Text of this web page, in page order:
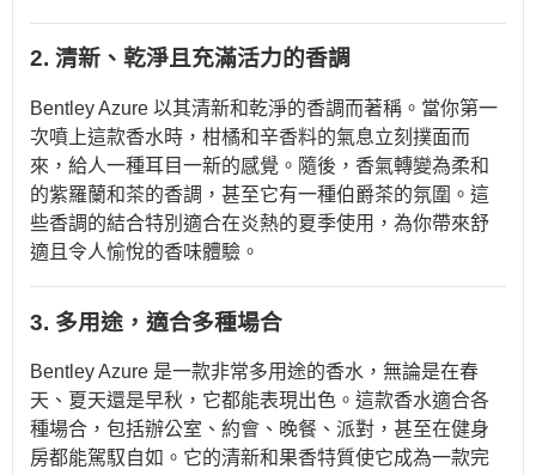
2. 清新、乾淨且充滿活力的香調
Bentley Azure 以其清新和乾淨的香調而著稱。當你第一
次噴上這款香水時，柑橘和辛香料的氣息立刻撲面而
來，給人一種耳目一新的感覺。隨後，香氣轉變為柔和
的紫羅蘭和茶的香調，甚至它有一種伯爵茶的氛圍。這
些香調的結合特別適合在炎熱的夏季使用，為你帶來舒
適且令人愉悅的香味體驗。
3. 多用途，適合多種場合
Bentley Azure 是一款非常多用途的香水，無論是在春
天、夏天還是早秋，它都能表現出色。這款香水適合各
種場合，包括辦公室、約會、晚餐、派對，甚至在健身
房都能駕馭自如。它的清新和果香特質使它成為一款完